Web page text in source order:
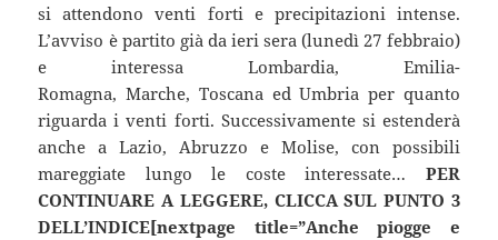
si attendono venti forti e precipitazioni intense.
L’avviso è partito già da ieri sera (lunedì 27 febbraio)
e interessa Lombardia, Emilia-
Romagna, Marche, Toscana ed Umbria per quanto
riguarda i venti forti. Successivamente si estenderà
anche a Lazio, Abruzzo e Molise, con possibili
mareggiate lungo le coste interessate… PER
CONTINUARE A LEGGERE, CLICCA SUL PUNTO 3
DELL’INDICE[nextpage title=”Anche piogge e